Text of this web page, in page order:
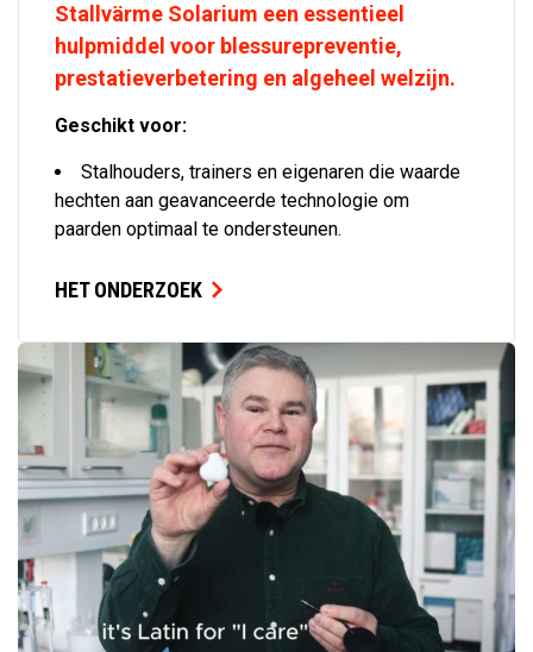
Stallvärme Solarium een essentieel
hulpmiddel voor blessurepreventie,
prestatieverbetering en algeheel welzijn.
Geschikt voor:
Stalhouders, trainers en eigenaren die waarde
hechten aan geavanceerde technologie om
paarden optimaal te ondersteunen.
HET ONDERZOEK